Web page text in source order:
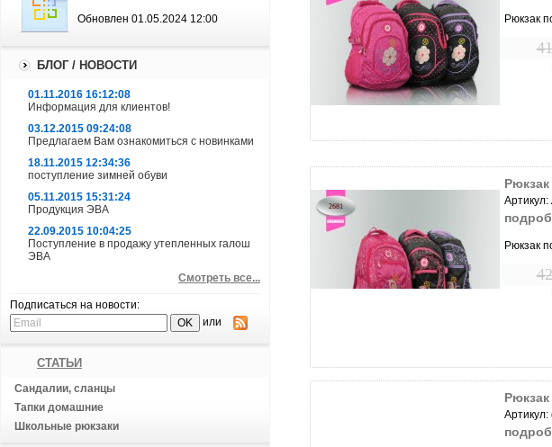
Обновлен 01.05.2024 12:00
БЛОГ / НОВОСТИ
01.11.2016 16:12:08
Информация для клиентов!
03.12.2015 09:24:08
Предлагаем Вам ознакомиться с новинками
18.11.2015 12:34:36
поступление зимней обуви
05.11.2015 15:31:24
Продукция ЭВА
22.09.2015 10:04:25
Поступление в продажу утепленных галош
ЭВА
Смотреть все...
Подписаться на новости:
или
СТАТЬИ
Сандалии, сланцы
Тапки домашние
Школьные рюкзаки
Рюкзак
Рюкзак
Артикул:
Рюкзак
Рюкзак
Артикул: